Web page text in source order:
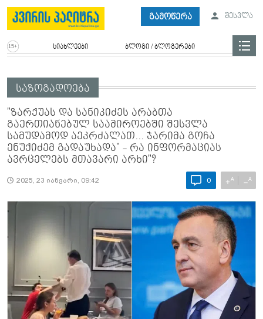
გამოწერა შესვლა
სიახლეები ბლოგი / ბლოგერები
საზოგადოება
"ზარქუას და სანიკიძეს არაბთა
გაერთიანებულ საამიროებში შესვლა
სამუდამოდ აეკრძალათ... ჯარიმა გოჩა
ენუქიძემ გადაუხადა" - რა ინფორმაციას
ავრცელებს მთავარი არხი"?
2025, 23 იანვარი, 09:42 0 +A −A